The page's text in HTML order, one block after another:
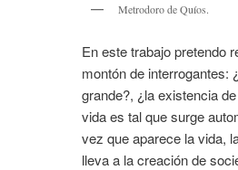
Metrodoro de Quíos.
En este trabajo pretendo
montón de interrogantes:
grande?, ¿la existencia
vida es tal que surge
vez que aparece la vida,
lleva a la creación de